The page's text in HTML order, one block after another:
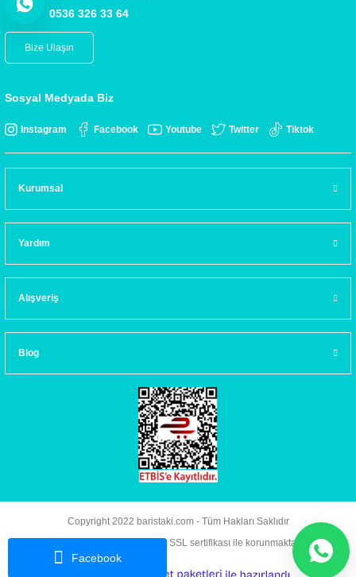
Facebook
0536 326 33 64
Bize Ulaşın
Sosyal Medyada Biz
Instagram Facebook Youtube Twitter Tiktok
Kurumsal
Yardım
Alışveriş
Blog
Copyright 2022 baristaki.com - Tüm Hakları Saklıdır
Kredi kartı bilgileriniz 256bit SSL sertifikası ile korunmaktadır.
e- ile